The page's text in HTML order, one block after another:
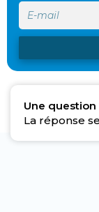
Une question
La réponse